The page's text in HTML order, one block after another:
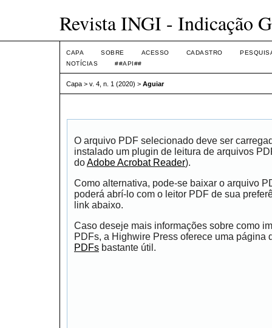
Revista INGI - Indicação
CAPA SOBRE ACESSO CADASTRO
NOTÍCIAS
##API##
Capa > v. 4, n. 1 (2020) > Aguiar
O arquivo PDF selecionado deve ser
instalado um plugin de leitura de arquivos
doAdobe Acrobat Reader).
Como alternativa, pode-se baixar o arquivo
poderá abrí-lo com o leitor PDF de sua
link abaixo.
Caso deseje mais informações sobre como
PDFs, a Highwire Press oferece uma página
PDFs bastante útil.